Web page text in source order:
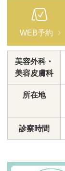
WEB予約
美容外科・
美容皮膚科
所在地
診察時間